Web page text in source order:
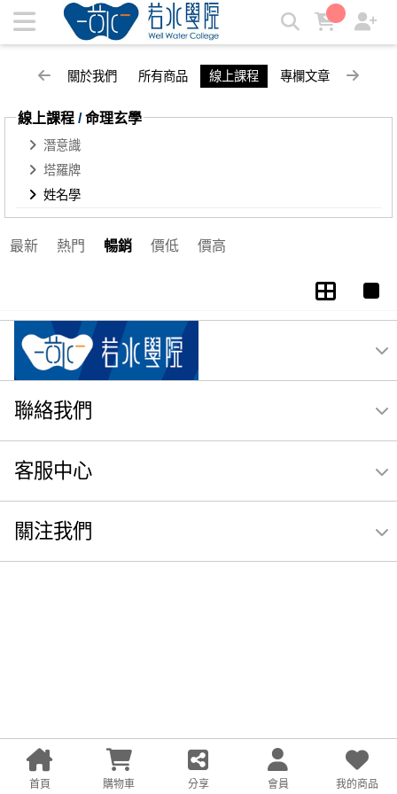
姓名學 | 若水學院
關於我們 所有商品 線上課程 專欄文章
線上課程 /命理玄學
潛意識
塔羅牌
姓名學
最新 熱門 暢銷 價低 價高
聯絡我們
客服中心
關注我們
首頁 購物車 分享 會員 我的商品